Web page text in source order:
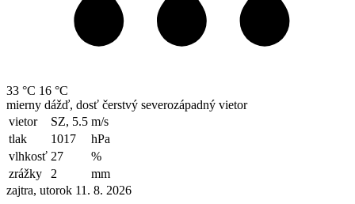
33 °C 16 °C
mierny dážď, dosť čerstvý severozápadný vietor
vietor
SZ, 5.5 m/s
tlak
1017
hPa
vlhkosť 27
%
zrážky
2
mm
zajtra, utorok 11. 8. 2026